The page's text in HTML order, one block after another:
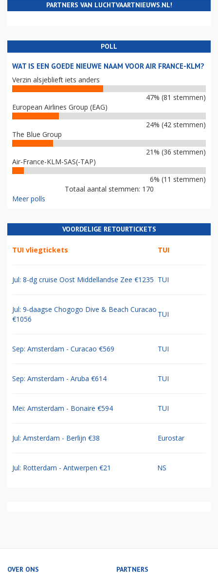
PARTNERS VAN LUCHTVAARTNIEUWS.NL!
POLL
WAT IS EEN GOEDE NIEUWE NAAM VOOR AIR FRANCE-KLM?
Verzin alsjeblieft iets anders
47% (81 stemmen)
European Airlines Group (EAG)
24% (42 stemmen)
The Blue Group
21% (36 stemmen)
Air-France-KLM-SAS(-TAP)
6% (11 stemmen)
Totaal aantal stemmen: 170
Meer polls
VOORDELIGE RETOURTICKETS
TUI vliegtickets TUI
Jul: 8-dg cruise Oost Middellandse Zee €1235 TUI
Jul: 9-daagse Chogogo Dive & Beach Curacao
€1056
TUI
Sep: Amsterdam - Curacao €569 TUI
Sep: Amsterdam - Aruba €614 TUI
Mei: Amsterdam - Bonaire €594 TUI
Jul: Amsterdam - Berlijn €38 Eurostar
Jul: Rotterdam - Antwerpen €21 NS
OVER ONS PARTNERS